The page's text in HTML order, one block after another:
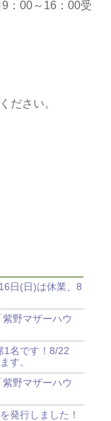
：00～16：00受
ださい。
日(日)は休業、8
野マザーハウ
1名です！8/22
す。
野マザーハウ
発行しました！